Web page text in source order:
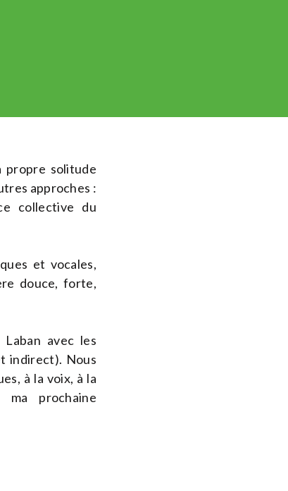
propre solitude
approches :
collective du
et vocales,
douce, forte,
avec les
indirect). Nous
à la voix, à la
prochaine